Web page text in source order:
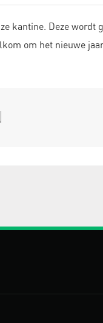
kantine. Deze wordt
om het nieuwe